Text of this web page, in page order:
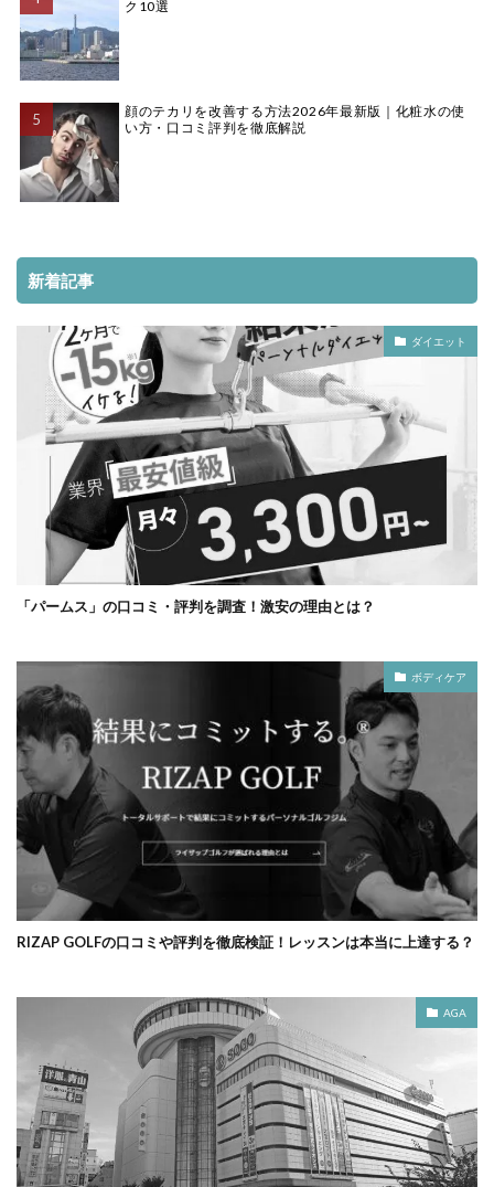
ク10選
顔のテカリを改善する方法2026年最新版｜化粧水の使
い方・口コミ評判を徹底解説
新着記事
ダイエット
「パームス」の口コミ・評判を調査！激安の理由とは？
ボディケア
RIZAP GOLFの口コミや評判を徹底検証！レッスンは本当に上達する？
AGA